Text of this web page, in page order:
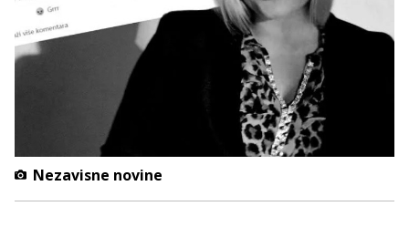
Nezavisne novine